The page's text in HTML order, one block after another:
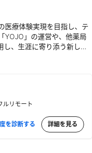
医療体験実現を目指し、テ
YOJO」の運営や、他薬局
、生涯に寄り添う新しい
ルリモート
を診断する 詳細を見る